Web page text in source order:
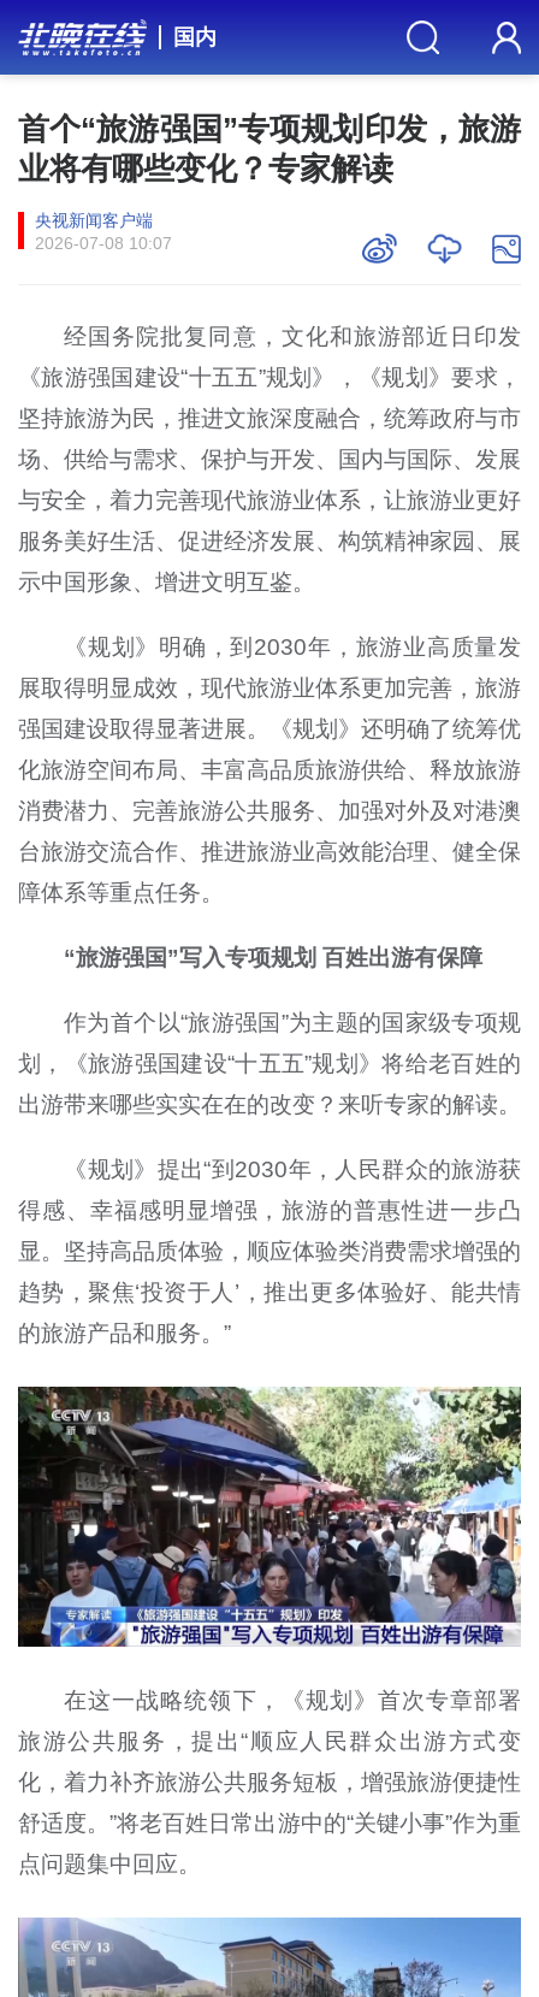
国内
首个“旅游强国”专项规划印发，旅游
业将有哪些变化？专家解读
央视新闻客户端
2026-07-08 10:07
经国务院批复同意，文化和旅游部近日印发
《旅游强国建设“十五五”规划》，《规划》要求，
坚持旅游为民，推进文旅深度融合，统筹政府与市
场、供给与需求、保护与开发、国内与国际、发展
与安全，着力完善现代旅游业体系，让旅游业更好
服务美好生活、促进经济发展、构筑精神家园、展
示中国形象、增进文明互鉴。
《规划》明确，到2030年，旅游业高质量发
展取得明显成效，现代旅游业体系更加完善，旅游
强国建设取得显著进展。《规划》还明确了统筹优
化旅游空间布局、丰富高品质旅游供给、释放旅游
消费潜力、完善旅游公共服务、加强对外及对港澳
台旅游交流合作、推进旅游业高效能治理、健全保
障体系等重点任务。
“旅游强国”写入专项规划 百姓出游有保障
作为首个以“旅游强国”为主题的国家级专项规
划，《旅游强国建设“十五五”规划》将给老百姓的
出游带来哪些实实在在的改变？来听专家的解读。
《规划》提出“到2030年，人民群众的旅游获
得感、幸福感明显增强，旅游的普惠性进一步凸
显。坚持高品质体验，顺应体验类消费需求增强的
趋势，聚焦‘投资于人’，推出更多体验好、能共情
的旅游产品和服务。”
在这一战略统领下，《规划》首次专章部署
旅游公共服务，提出“顺应人民群众出游方式变
化，着力补齐旅游公共服务短板，增强旅游便捷性
舒适度。”将老百姓日常出游中的“关键小事”作为重
点问题集中回应。